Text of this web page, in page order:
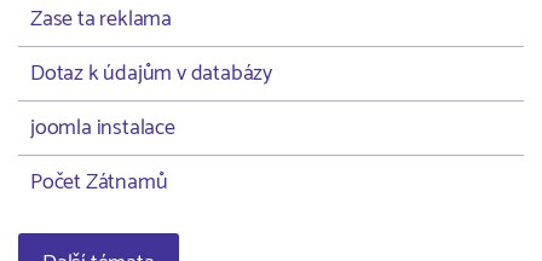
Zase ta reklama
Dotaz k údajům v databázy
joomla instalace
Počet Zátnamů